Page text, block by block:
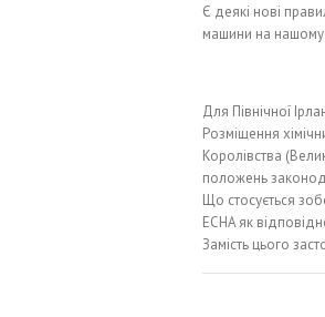
Є деякі нові
машини на нашому
Для Північної
Розміщення
Королівства
положень
Що стосується
ECHA як
Замість цього